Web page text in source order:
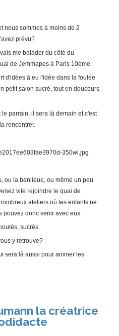
nous sommes à moins de 2
prévu?
me balader du côté du
de Jemmapes à Paris 10ème.
d'idées à eu l'idée dans la foulée
petit salon sucré, tout en douceurs
parrain, il sera là demain et c'est
rencontrer.
ou la banlieue, ou même un peu
vite rejoindre le quai de
ateliers où les enfants ne
pouvez donc venir avec eux.
sucrés.
y retrouve?
sera là aussi pour animer les
la créatrice